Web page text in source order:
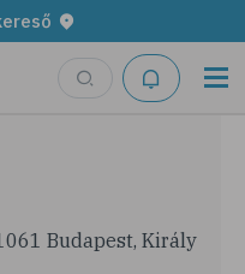
Budapest, Király